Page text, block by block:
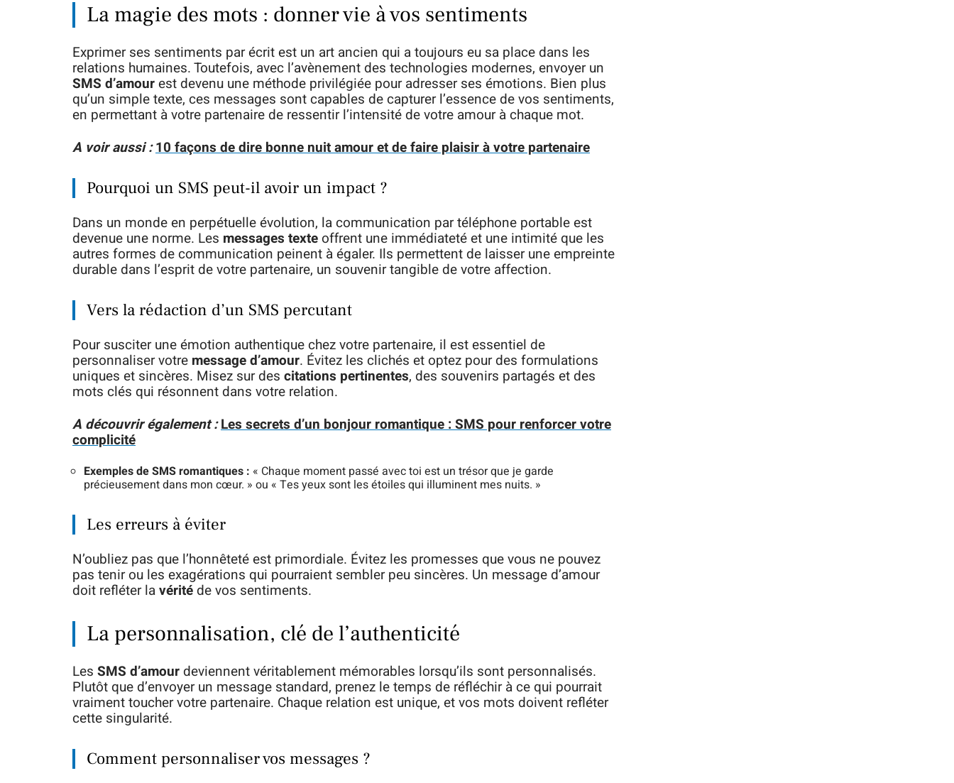
La magie des mots : donner vie à vos sentiments
Exprimer ses sentiments par écrit est un art ancien qui a toujours eu sa place dans les
relations humaines. Toutefois, avec l’avènement des technologies modernes, envoyer un
SMS d’amourest devenu une méthode privilégiée pour adresser ses émotions. Bien plus
qu’un simple texte, ces messages sont capables de capturer l’essence de vos sentiments,
en permettant à votre partenaire de ressentir l’intensité de votre amour à chaque mot.
A voir aussi :10 façons de dire bonne nuit amour et de faire plaisir à votre partenaire
Pourquoi un SMS peut-il avoir un impact ?
Dans un monde en perpétuelle évolution, la communication par téléphone portable est
devenue une norme. Les messages texte offrent une immédiateté et une intimité que les
autres formes de communication peinent à égaler. Ils permettent de laisser une empreinte
durable dans l’esprit de votre partenaire, un souvenir tangible de votre affection.
Vers la rédaction d’un SMS percutant
Pour susciter une émotion authentique chez votre partenaire, il est essentiel de
personnaliser votre message d’amour. Évitez les clichés et optez pour des formulations
uniques et sincères. Misez sur des citations pertinentes, des souvenirs partagés et des
mots clés qui résonnent dans votre relation.
A découvrir également :Les secrets d’un bonjour romantique : SMS pour renforcer votre
complicité
Exemples de SMS romantiques : « Chaque moment passé avec toi est un trésor que je garde
précieusement dans mon cœur. » ou « Tes yeux sont les étoiles qui illuminent mes nuits. »
Les erreurs à éviter
N’oubliez pas que l’honnêteté est primordiale. Évitez les promesses que vous ne pouvez
pas tenir ou les exagérations qui pourraient sembler peu sincères. Un message d’amour
doit refléter lavérité de vos sentiments.
La personnalisation, clé de l’authenticité
Les SMS d’amour deviennent véritablement mémorables lorsqu’ils sont personnalisés.
Plutôt que d’envoyer un message standard, prenez le temps de réfléchir à ce qui pourrait
vraiment toucher votre partenaire. Chaque relation est unique, et vos mots doivent refléter
cette singularité.
Comment personnaliser vos messages ?